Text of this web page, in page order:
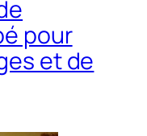
pour
et de